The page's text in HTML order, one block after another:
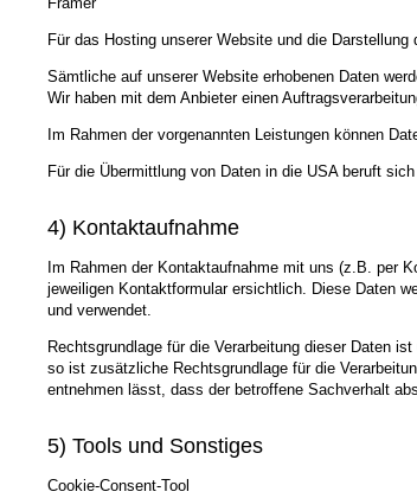
Für das Hosting unserer Website und die
Sämtliche auf unserer Website erhobenen Daten
Wir haben mit dem Anbieter einen
Im Rahmen der vorgenannten Leistungen können
Für die Übermittlung von Daten in die USA beruft
4) Kontaktaufnahme
Im Rahmen der Kontaktaufnahme mit uns (z.B. per
jeweiligen Kontaktformular ersichtlich. Diese Daten
und verwendet.
Rechtsgrundlage für die Verarbeitung dieser Daten
so ist zusätzliche Rechtsgrundlage für die
entnehmen lässt, dass der betroffene Sachverhalt
5) Tools und Sonstiges
Cookie-Consent-Tool